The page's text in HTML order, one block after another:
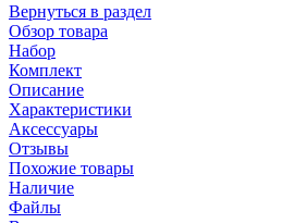
Вернуться в раздел
Обзор товара
Набор
Комплект
Описание
Характеристики
Аксессуары
Отзывы
Похожие товары
Наличие
Файлы